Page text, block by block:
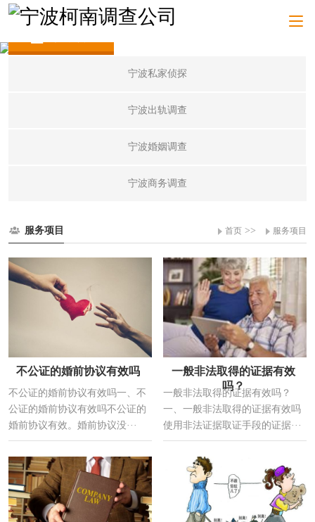
宁波私家侦探
宁波出轨调查
宁波婚姻调查
宁波商务调查
服务项目 首页 >> 服务项目
不公证的婚前协议有效吗
不公证的婚前协议有效吗一、不
公证的婚前协议有效吗不公证的
婚前协议有效。婚前协议没···
一般非法取得的证据有效
吗？
一般非法取得的证据有效吗？
一、一般非法取得的证据有效吗
使用非法证据取证手段的证据···